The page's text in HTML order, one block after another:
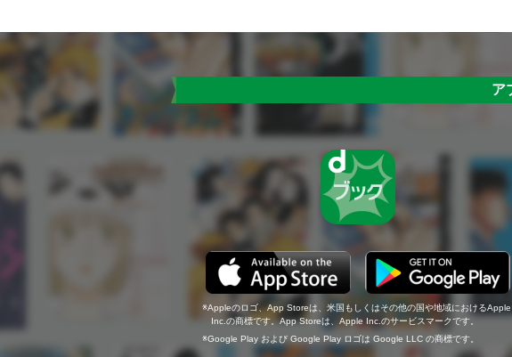
ア
Appleのロゴ、App Storeは、米国もしくはその他の国や地域におけるApple
Inc.の商標です。App Storeは、Apple Inc.のサービスマークです。
Google Play および Google Play ロゴは Google LLC の商標です。